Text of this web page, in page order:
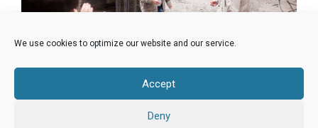
We use cookies to optimize our website and our service.
Accept
Deny